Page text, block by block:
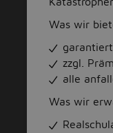
Was wir
zzgl.
alle
Was wir